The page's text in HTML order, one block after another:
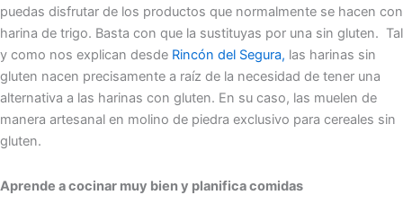
puedas disfrutar de los productos que normalmente se hacen con
harina de trigo. Basta con que la sustituyas por una sin gluten. Tal
y como nos explican desde Rincón del Segura, las harinas sin
gluten nacen precisamente a raíz de la necesidad de tener una
alternativa a las harinas con gluten. En su caso, las muelen de
manera artesanal en molino de piedra exclusivo para cereales sin
gluten.
Aprende a cocinar muy bien y planifica comidas